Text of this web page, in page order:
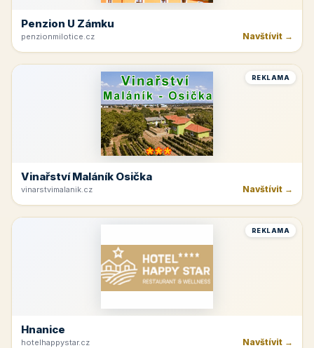
Penzion U Zámku
penzionmilotice.cz Navštívit →
REKLAMA
Vinařství Maláník Osička
vinarstvimalanik.cz Navštívit →
REKLAMA
Hnanice
hotelhappystar.cz Navštívit →